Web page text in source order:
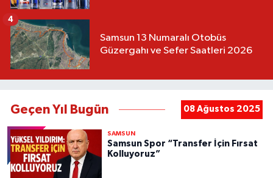
Samsun 13 Numaralı Otobüs
Güzergahı ve Sefer Saatleri 2026
4
Geçen Yıl Bugün 08 Ağustos 2025
SAMSUN
Samsun Spor “Transfer İçin Fırsat
Kolluyoruz”